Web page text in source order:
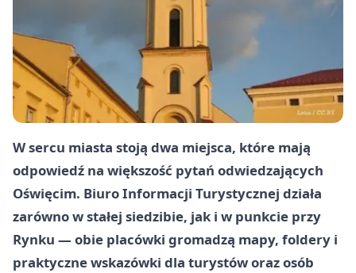
W sercu miasta stoją dwa miejsca, które mają
odpowiedź na większość pytań odwiedzających
Oświęcim. Biuro Informacji Turystycznej działa
zarówno w stałej siedzibie, jak i w punkcie przy
Rynku — obie placówki gromadzą mapy, foldery i
praktyczne wskazówki dla turystów oraz osób